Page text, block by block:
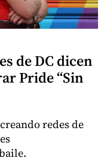
de DC dicen
Pride “Sin
redes de